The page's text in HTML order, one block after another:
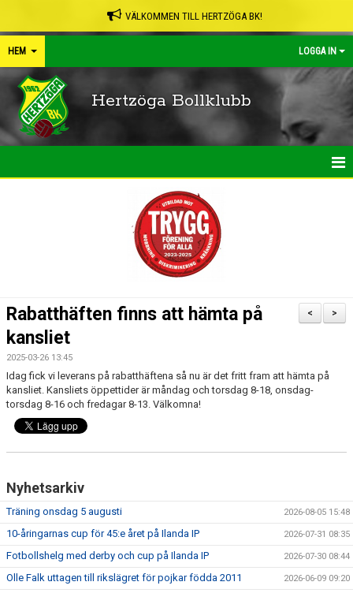
VÄLKOMMEN TILL HERTZÖGA BK!
HEM LOGGA IN
Hertzöga Bollklubb
SHOP
BLI MEDLEM
MATCHER
SPONSORER
>
<
Rabatthäften finns att hämta på
kansliet
2025-03-26 13:45
Idag fick vi leverans på rabatthäftena så nu är det fritt fram att hämta på
kansliet. Kansliets öppettider är måndag och torsdag 8-18, onsdag-
torsdag 8-16 och fredagar 8-13. Välkomna!
Nyhetsarkiv
Träning onsdag 5 augusti 2026-08-05 15:48
10-åringarnas cup för 45:e året på Ilanda IP 2026-07-31 08:35
Fotbollshelg med derby och cup på Ilanda IP 2026-07-30 08:44
Olle Falk uttagen till rikslägret för pojkar födda 2011 2026-06-09 09:20